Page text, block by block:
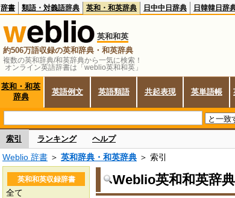
複数の英和辞典/和英辞典から一気に検索！
オンライン英語辞書は「weblio英和和英」
辞書 類語・対義語辞典 英和・和英辞典 日中中日辞典 日韓韓日辞
英和和英
約506万語収録の英和辞典・和英辞典
英和・和英
辞典
英語例文 英語類語 共起表現 英単語帳
索引 ランキング ヘルプ
Weblio 辞書 ＞ 英和辞典・和英辞典 ＞ 索引
Weblio英和和英辞
英和和英収録辞書
全て